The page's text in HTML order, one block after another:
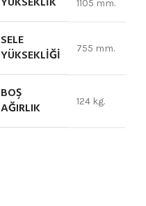
1105 mm.
SELE
YÜKSEKLIĞI
755 mm.
BOŞ
AĞIRLIK
124 kg.